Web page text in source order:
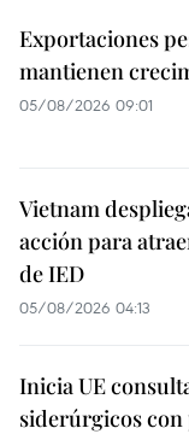
Exportaciones
mantienen
05/08/2026 09:01
Vietnam
acción para
de IED
05/08/2026 04:13
Inicia UE
siderúrgicos con